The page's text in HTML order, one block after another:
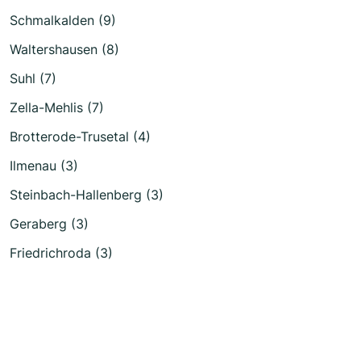
Schmalkalden (9)
Waltershausen (8)
Suhl (7)
Zella-Mehlis (7)
Brotterode-Trusetal (4)
Ilmenau (3)
Steinbach-Hallenberg (3)
Geraberg (3)
Friedrichroda (3)